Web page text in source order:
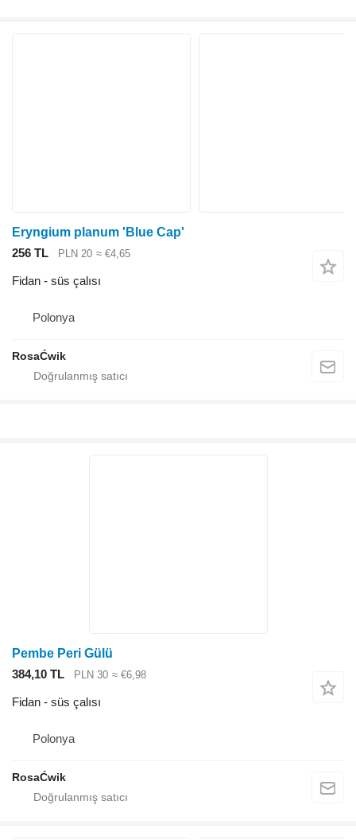
Eryngium planum 'Blue Cap'
256 TL
PLN 20 ≈ €4,65
Fidan - süs çalısı
Polonya
RosaĆwik
Pembe Peri Gülü
384,10 TL
PLN 30 ≈ €6,98
Fidan - süs çalısı
Polonya
RosaĆwik